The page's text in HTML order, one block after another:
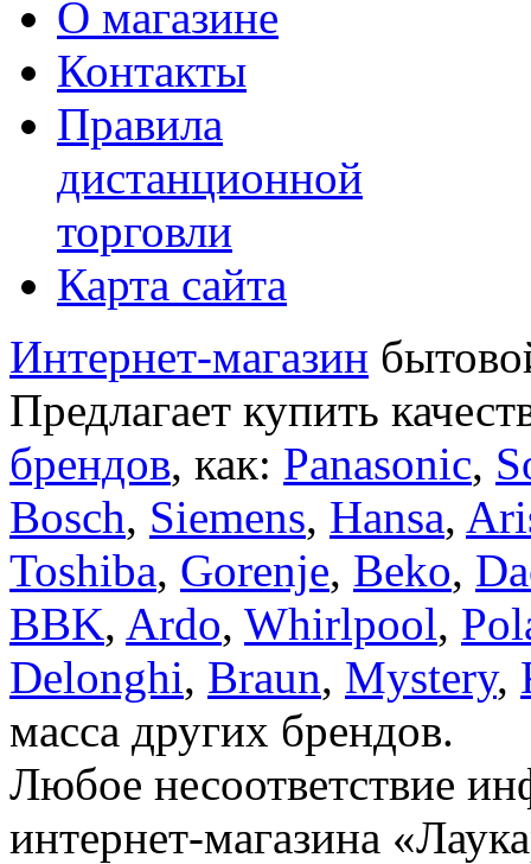
О магазине
Контакты
Правила
дистанционной
торговли
Карта сайта
Интернет-магазин
Предлагает купить
брендов, как: Panasonic,
Bosch, Siemens, Hansa,
Toshiba, Gorenje, Beko,
BBK, Ardo, Whirlpool,
Delonghi, Braun, Mystery,
масса других брендов.
Любое несоответствие
интернет-магазина